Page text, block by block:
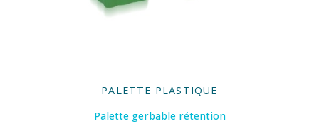
PALETTE PLASTIQUE
Palette gerbable rétention